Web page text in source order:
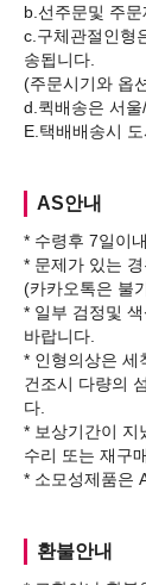
b.선주문및 주
c.구체관절인형
송됩니다.
(주문시기와 옵
d.퀵배송은 서
AS안내
* 수령후 7일이
* 문제가 있는
(카카오톡은 불
* 일부 검정및
바랍니다.
* 인형의상은 세
건조시 다량의
다.
* 보상기간이 지
수리 또는 재구
환불안내